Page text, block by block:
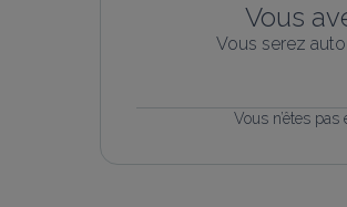
Vous
Vous serez
Vous n’êtes